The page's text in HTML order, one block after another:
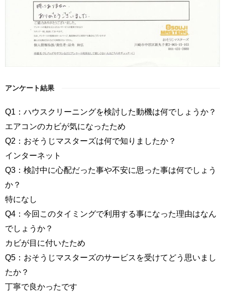
アンケート結果
Q1：ハウスクリーニングを検討した動機は何でしょうか？
エアコンのカビが気になったため
Q2：おそうじマスターズは何で知りましたか？
インターネット
Q3：検討中に心配だった事や不安に思った事は何でしょう
か？
特になし
Q4：今回このタイミングで利用する事になった理由はなん
でしょうか？
カビが目に付いたため
Q5：おそうじマスターズのサービスを受けてどう思いまし
たか？
丁寧で良かったです